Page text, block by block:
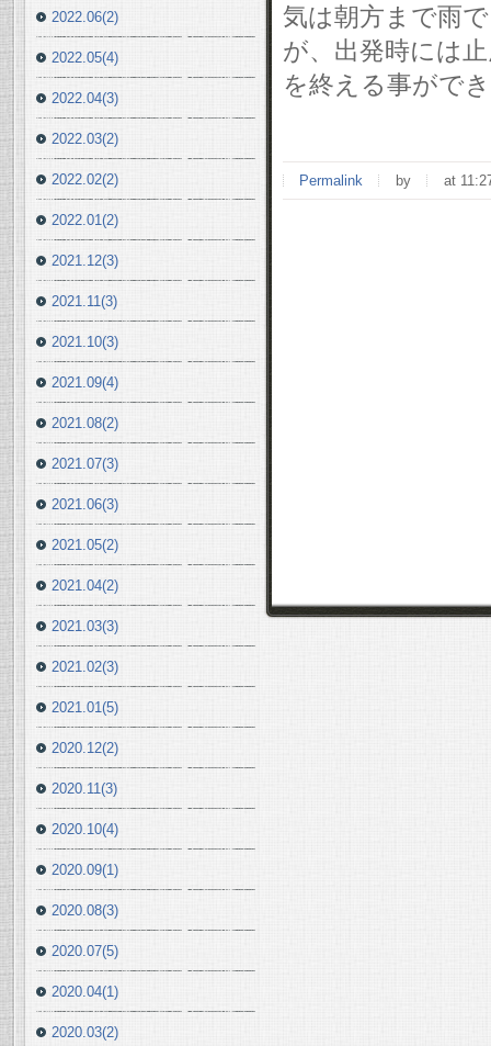
気は朝方まで雨
が、出発時には
を終える事がで
Permalink by at
2022.06(2)
2022.05(4)
2022.04(3)
2022.03(2)
2022.02(2)
2022.01(2)
2021.12(3)
2021.11(3)
2021.10(3)
2021.09(4)
2021.08(2)
2021.07(3)
2021.06(3)
2021.05(2)
2021.04(2)
2021.03(3)
2021.02(3)
2021.01(5)
2020.12(2)
2020.11(3)
2020.10(4)
2020.09(1)
2020.08(3)
2020.07(5)
2020.04(1)
2020.03(2)